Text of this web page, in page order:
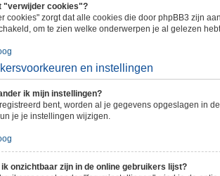
"verwijder cookies"?
cookies" zorgt dat alle cookies die door phpBB3 zijn
om te zien welke onderwerpen je al gelezen hebt.
en instellingen
ik mijn instellingen?
bent, worden al je gegevens opgeslagen in
je je instellingen wijzigen.
ik onzichtbaar zijn in de online gebruikers lijst?